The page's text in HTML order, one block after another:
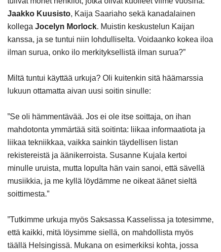
Jaakko Kuusisto, Kaija Saariaho sekä kanadalainen
kollega Jocelyn Morlock. Muistin keskustelun Kaijan
kanssa, ja se tuntui niin lohdulliselta. Voidaanko kokea iloa
ilman surua, onko ilo merkityksellistä ilman surua?”
Miltä tuntui käyttää urkuja? Oli kuitenkin sitä häämarssia
lukuun ottamatta aivan uusi soitin sinulle:
”Se oli hämmentävää. Jos ei ole itse soittaja, on ihan
mahdotonta ymmärtää sitä soitinta: liikaa informaatiota ja
liikaa tekniikkaa, vaikka sainkin täydellisen listan
rekistereistä ja äänikerroista. Susanne Kujala kertoi
minulle uruista, mutta lopulta hän vain sanoi, että sävellä
musiikkia, ja me kyllä löydämme ne oikeat äänet sieltä
soittimesta.”
”Tutkimme urkuja myös Saksassa Kasselissa ja totesimme,
että kaikki, mitä löysimme siellä, on mahdollista myös
täällä Helsingissä. Mukana on esimerkiksi kohta, jossa